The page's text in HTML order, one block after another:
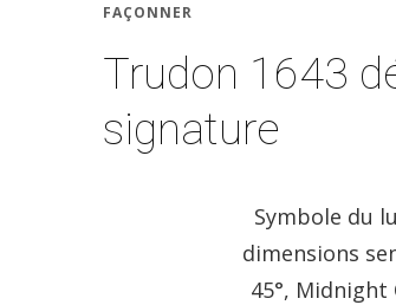
FAÇONNER
Trudon 1643
signature
Symbole du
dimensions
45°,